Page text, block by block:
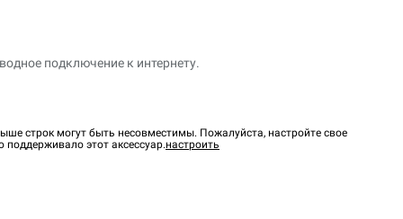
подключение к интернету.
строк могут быть несовместимы. Пожалуйста, настройте свое
этот аксессуар.настроить